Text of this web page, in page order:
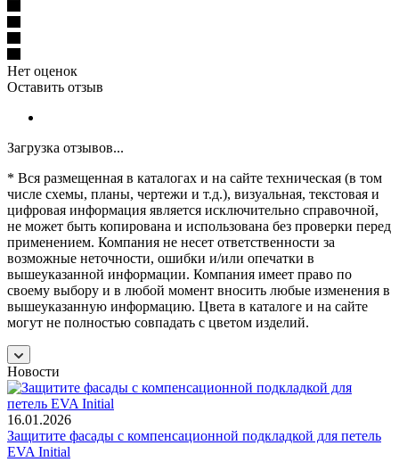
Нет оценок
Оставить отзыв
Загрузка отзывов...
* Вся размещенная в каталогах и на сайте техническая (в том
числе схемы, планы, чертежи и т.д.), визуальная, текстовая и
цифровая информация является исключительно справочной,
не может быть копирована и использована без проверки перед
применением. Компания не несет ответственности за
возможные неточности, ошибки и/или опечатки в
вышеуказанной информации. Компания имеет право по
своему выбору и в любой момент вносить любые изменения в
вышеуказанную информацию. Цвета в каталоге и на сайте
могут не полностью совпадать с цветом изделий.
Новости
16.01.2026
Защитите фасады с компенсационной подкладкой для петель
EVA Initial